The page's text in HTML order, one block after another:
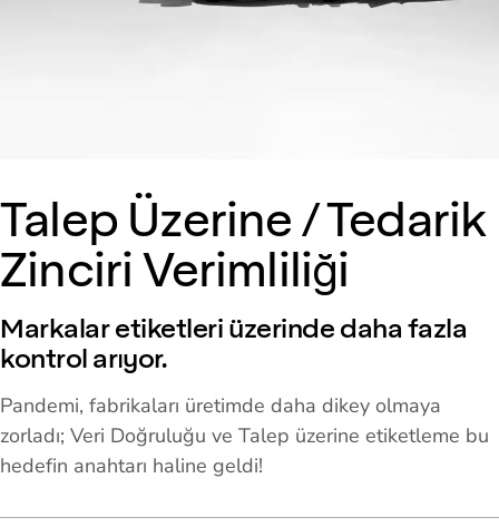
Talep Üzerine / Tedarik
Zinciri Verimliliği
Markalar etiketleri üzerinde daha fazla
kontrol arıyor.
Pandemi, fabrikaları üretimde daha dikey olmaya
zorladı; Veri Doğruluğu ve Talep üzerine etiketleme bu
hedefin anahtarı haline geldi!